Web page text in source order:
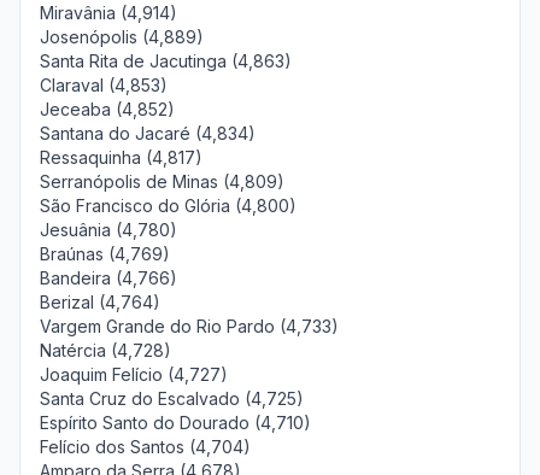
Miravânia (4,914)
Josenópolis (4,889)
Santa Rita de Jacutinga (4,863)
Claraval (4,853)
Jeceaba (4,852)
Santana do Jacaré (4,834)
Ressaquinha (4,817)
Serranópolis de Minas (4,809)
São Francisco do Glória (4,800)
Jesuânia (4,780)
Braúnas (4,769)
Bandeira (4,766)
Berizal (4,764)
Vargem Grande do Rio Pardo (4,733)
Natércia (4,728)
Joaquim Felício (4,727)
Santa Cruz do Escalvado (4,725)
Espírito Santo do Dourado (4,710)
Felício dos Santos (4,704)
Amparo da Serra (4,678)